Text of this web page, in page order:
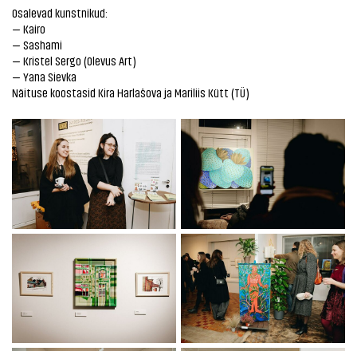
Osalevad kunstnikud:
— Kairo
— Sashami
— Kristel Sergo (Olevus Art)
— Yana Sievka
Näituse koostasid Kira Harlašova ja Mariliis Kütt (TÜ)